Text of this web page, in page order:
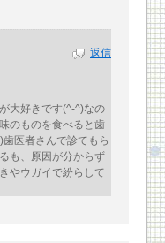
大好きです(^-^)なの
のものを食べると歯
医者さんで診てもら
も、原因が分からず
やウガイで紛らして
返信